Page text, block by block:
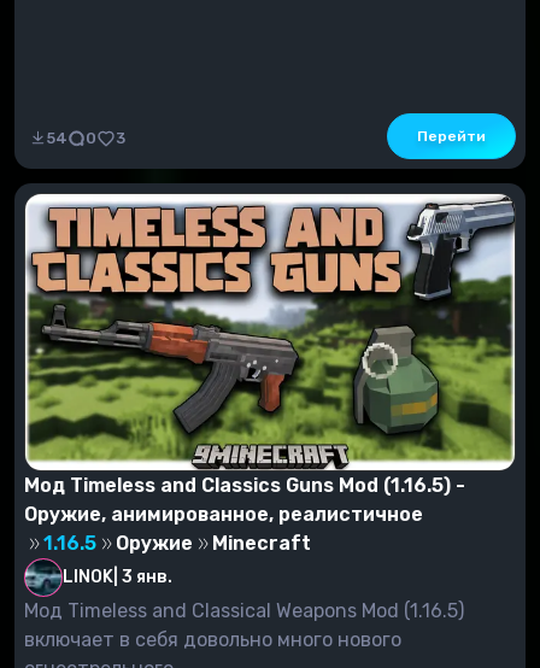
54 0 3 Перейти
Мод Timeless and Classics Guns Mod (1.16.5) -
Оружие, анимированное, реалистичное
1.16.5
Оружие Minecraft
LINOK 3 янв.
Мод Timeless and Classical Weapons Mod (1.16.5)
включает в себя довольно много нового